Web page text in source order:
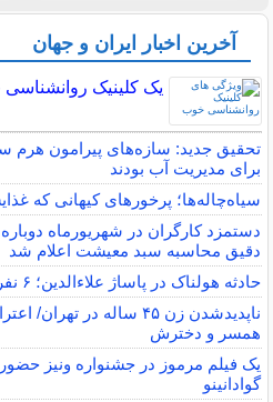
آخرین اخبار ایران و جهان
یک کلینیک
تحقیق جدید: سازه‌های پیرامون هرم
برای مدیریت آب بودند
سیاه‌چاله‌ها؛ پرخورهای کیهانی که
دستمزد کارگران در شهریورماه
دقیق محاسبه سبد معیشت اعلام شد
حادثه هولناک در پاساژ علاءالدین؛ ۶ نفر به بیمارستان منتقل شدند
ناپدیدشدن زن ۴۵ ساله در
همسر و دخترش
یک فیلم مرموز در جشنواره ونیز حضور
گوادانینو